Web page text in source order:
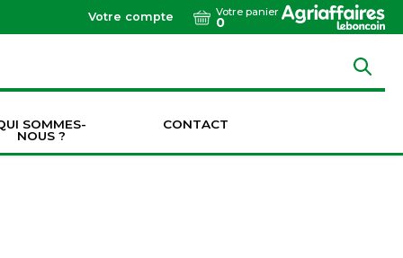
Votre compte Votre panier
0
SOMMES-
NOUS ?
CONTACT